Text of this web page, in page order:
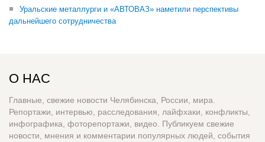
Уральские металлурги и «АВТОВАЗ» наметили перспективы
дальнейшего сотрудничества
О НАС
Главные, свежие новости Челябинска, России, мира.
Репортажи, интервью, расследования, лайфхаки, конфликты,
инфографика, фоторепортажи, видео. Публикуем свежие
новости, мнения и комментарии популярных людей, события